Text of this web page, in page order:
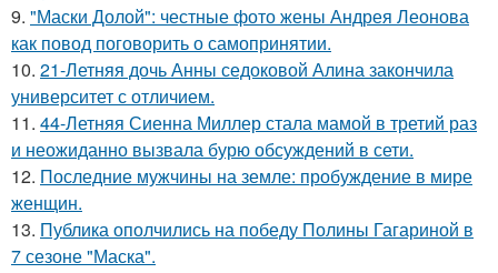
9. "Маски Долой": честные фото жены Андрея Леонова
как повод поговорить о самопринятии.
10. 21-Летняя дочь Анны седоковой Алина закончила
университет с отличием.
11. 44-Летняя Сиенна Миллер стала мамой в третий раз
и неожиданно вызвала бурю обсуждений в сети.
12. Последние мужчины на земле: пробуждение в мире
женщин.
13. Публика ополчились на победу Полины Гагариной в
7 сезоне "Маска".